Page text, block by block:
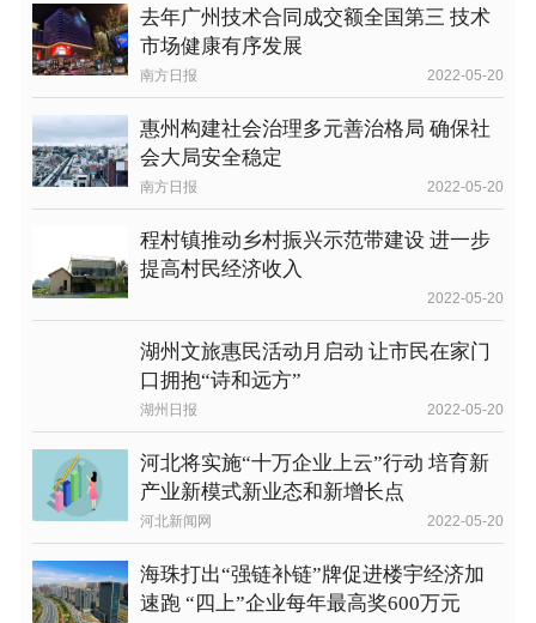
去年广州技术合同成交额全国第三 技术
市场健康有序发展
南方日报 2022-05-20
惠州构建社会治理多元善治格局 确保社
会大局安全稳定
南方日报 2022-05-20
程村镇推动乡村振兴示范带建设 进一步
提高村民经济收入
2022-05-20
湖州文旅惠民活动月启动 让市民在家门
口拥抱“诗和远方”
湖州日报 2022-05-20
河北将实施“十万企业上云”行动 培育新
产业新模式新业态和新增长点
河北新闻网 2022-05-20
海珠打出“强链补链”牌促进楼宇经济加
速跑 “四上”企业每年最高奖600万元